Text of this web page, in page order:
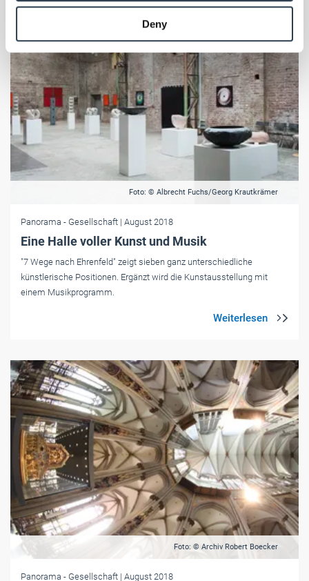
provided to them or that they’ve collected from your use
Weitere Informationen:Impressum Datenschutz
Deny
Foto: © Albrecht Fuchs/Georg Krautkrämer
Panorama - Gesellschaft | August 2018
Eine Halle voller Kunst und Musik
"7 Wege nach Ehrenfeld" zeigt sieben ganz unterschiedliche
künstlerische Positionen. Ergänzt wird die Kunstausstellung mit
einem Musikprogramm.
Foto: © Archiv Robert Boecker
Panorama - Gesellschaft | August 2018